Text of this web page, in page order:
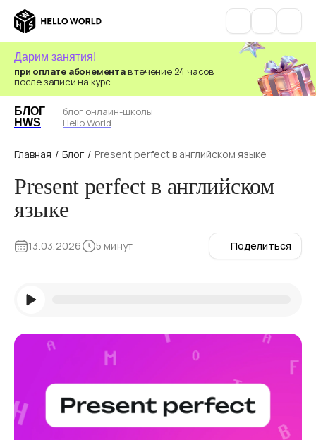
при оплате абонементав течение 24 часов
после записи на курс
Дарим занятия!
БЛОГ
HWS
блог онлайн-школы
Hello World
Главная / Блог / Present perfect в английском языке
Present perfect в английском
языке
13.03.2026 5 минут Поделиться